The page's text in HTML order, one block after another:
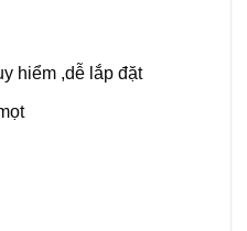
hiểm ,dễ lắp đặt